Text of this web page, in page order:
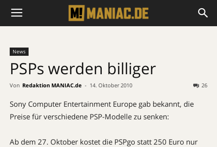
News
PSPs werden billiger
Von Redaktion MANIAC.de - 14. Oktober 2010 26
Sony Computer Entertainment Europe gab bekannt, die
Preise für verschiedene PSP-Modelle zu senken:
Ab dem 27. Oktober kostet die PSPgo statt 250 Euro nur